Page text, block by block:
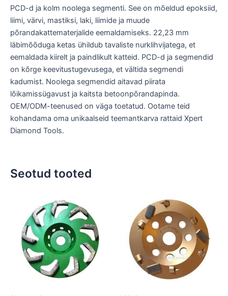
PCD-d ja kolm noolega segmenti. See on mõeldud epoksiid,
liimi, värvi, mastiksi, laki, liimide ja muude
põrandakattematerjalide eemaldamiseks. 22,23 mm
läbimõõduga ketas ühildub tavaliste nurklihvijatega, et
eemaldada kiirelt ja paindlikult katteid. PCD-d ja segmendid
on kõrge keevitustugevusega, et vältida segmendi
kadumist. Noolega segmendid aitavad piirata
lõikamissügavust ja kaitsta betoonpõrandapinda.
OEM/ODM-teenused on väga toetatud. Ootame teid
kohandama oma unikaalseid teemantkarva rattaid Xpert
Diamond Tools.
Seotud tooted